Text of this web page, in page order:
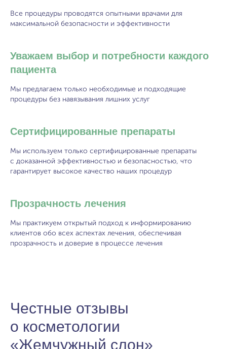
Все процедуры проводятся опытными врачами для
максимальной безопасности и эффективности
Уважаем выбор и потребности каждого
пациента
Мы предлагаем только необходимые и подходящие
процедуры без навязывания лишних услуг
Сертифицированные препараты
Мы используем только сертифицированные препараты
с доказанной эффективностью и безопасностью, что
гарантирует высокое качество наших процедур
Прозрачность лечения
Мы практикуем открытый подход к информированию
клиентов обо всех аспектах лечения, обеспечивая
прозрачность и доверие в процессе лечения
Честные отзывы
о косметологии
«Жемчужный слон»